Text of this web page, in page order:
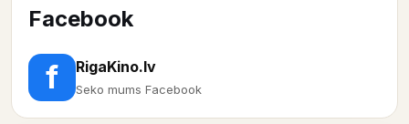
Facebook
f RigaKino.lv
Seko mums Facebook